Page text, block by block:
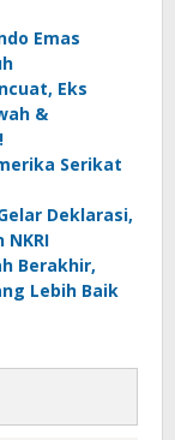
Emas
Eks
&
Serikat
Deklarasi,
NKRI
Berakhir,
Lebih Baik